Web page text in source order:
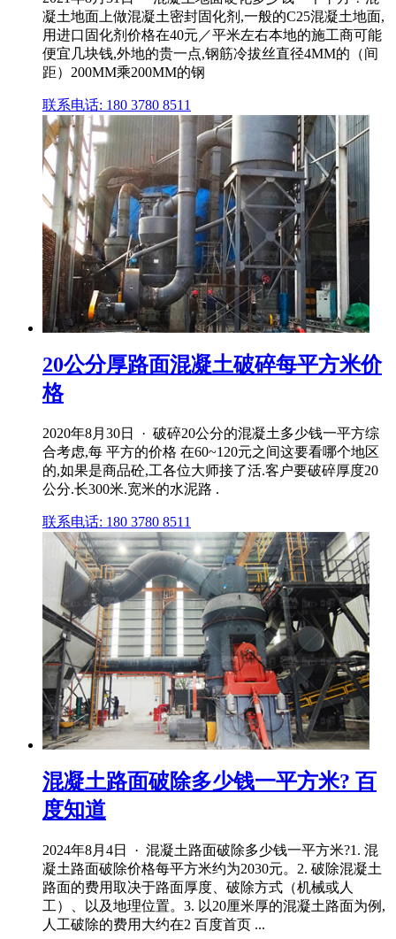
凝土地面上做混凝土密封固化剂,一般的C25混凝土地面,
用进口固化剂价格在40元／平米左右本地的施工商可能
便宜几块钱,外地的贵一点,钢筋冷拔丝直径4MM的（间
距）200MM乘200MM的钢
联系电话: 180 3780 8511
20公分厚路面混凝土破碎每平方米价
格
2020年8月30日 · 破碎20公分的混凝土多少钱一平方综
合考虑,每 平方的价格 在60~120元之间这要看哪个地区
的,如果是商品砼,工各位大师接了活.客户要破碎厚度20
公分.长300米.宽米的水泥路 .
联系电话: 180 3780 8511
混凝土路面破除多少钱一平方米? 百
度知道
2024年8月4日 · 混凝土路面破除多少钱一平方米?1. 混
凝土路面破除价格每平方米约为2030元。2. 破除混凝土
路面的费用取决于路面厚度、破除方式（机械或人
工）、以及地理位置。3. 以20厘米厚的混凝土路面为例,
人工破除的费用大约在2 百度首页 ...